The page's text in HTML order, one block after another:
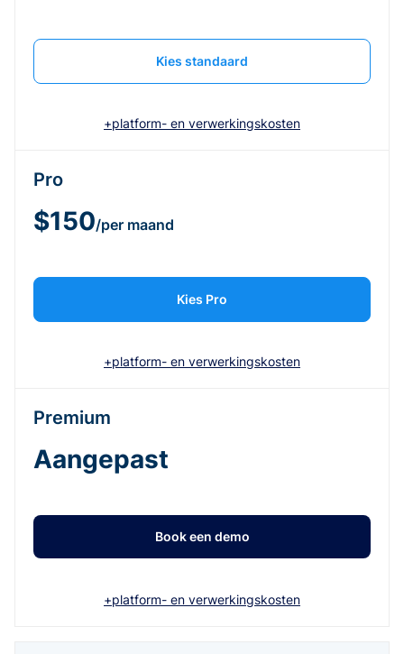
Kies standaard
+platform- en verwerkingskosten
Pro
$150/per maand
Kies Pro
+platform- en verwerkingskosten
Premium
Aangepast
Book een demo
+platform- en verwerkingskosten